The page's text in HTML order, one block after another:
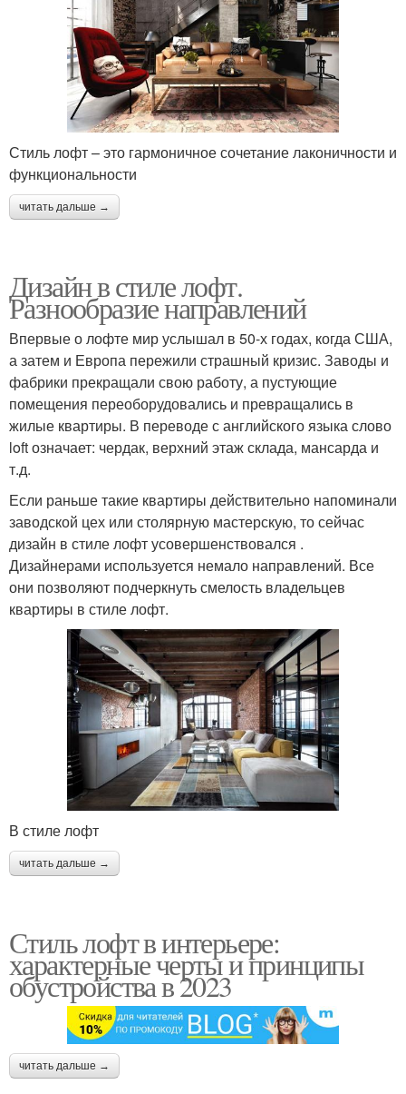
Стиль лофт – это гармоничное сочетание лаконичности и
функциональности
читать дальше →
Дизайн в стиле лофт.
Разнообразие направлений
Впервые о лофте мир услышал в 50-х годах, когда США,
а затем и Европа пережили страшный кризис. Заводы и
фабрики прекращали свою работу, а пустующие
помещения переоборудовались и превращались в
жилые квартиры. В переводе с английского языка слово
loft означает: чердак, верхний этаж склада, мансарда и
т.д.
Если раньше такие квартиры действительно напоминали
заводской цех или столярную мастерскую, то сейчас
дизайн в стиле лофт усовершенствовался .
Дизайнерами используется немало направлений. Все
они позволяют подчеркнуть смелость владельцев
квартиры в стиле лофт.
В стиле лофт
читать дальше →
Стиль лофт в интерьере:
характерные черты и принципы
обустройства в 2023
читать дальше →